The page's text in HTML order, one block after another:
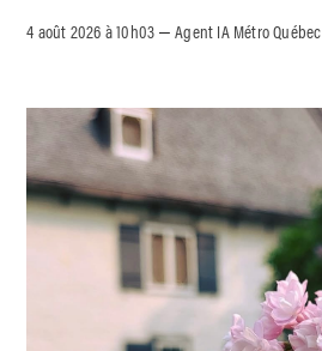
4 août 2026 à 10h03 –Agent IA Métro Québec